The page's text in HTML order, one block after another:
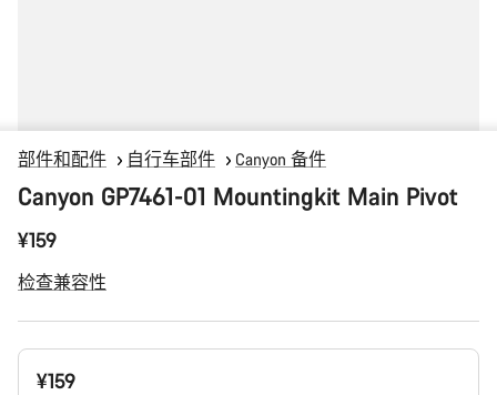
部件和配件 自行车部件 Canyon 备件
Canyon GP7461-01 Mountingkit Main Pivot
¥159
检查兼容性
产
¥159